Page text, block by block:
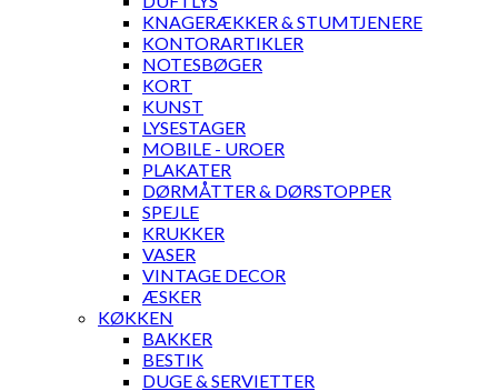
KNAGERÆKKER & STUMTJENERE
KONTORARTIKLER
NOTESBØGER
KORT
KUNST
LYSESTAGER
MOBILE - UROER
PLAKATER
DØRMÅTTER & DØRSTOPPER
SPEJLE
KRUKKER
VASER
VINTAGE DECOR
ÆSKER
KØKKEN
BAKKER
BESTIK
DUGE & SERVIETTER